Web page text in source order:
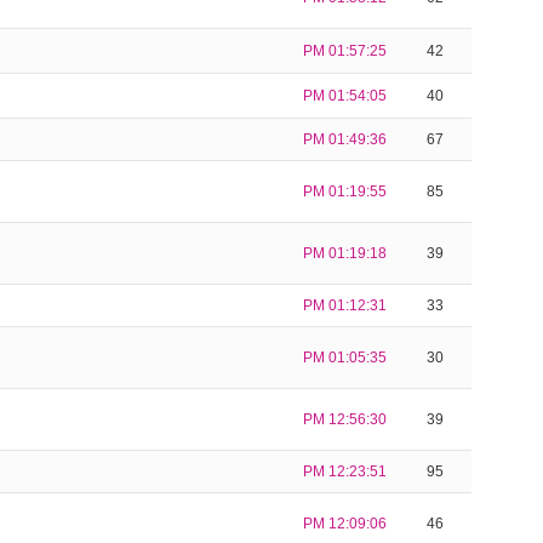
PM 01:57:25 42
PM 01:54:05 40
PM 01:49:36 67
PM 01:19:55 85
PM 01:19:18 39
PM 01:12:31 33
PM 01:05:35 30
PM 12:56:30 39
PM 12:23:51 95
PM 12:09:06 46